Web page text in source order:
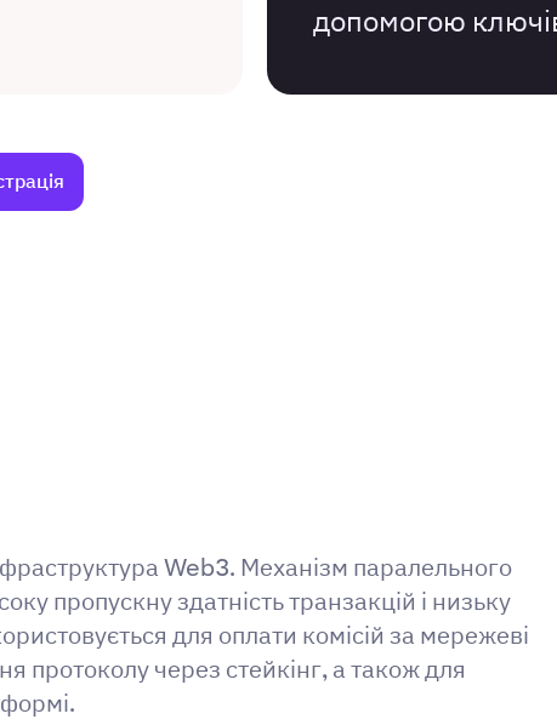
допомогою
Web3. Механізм паралельного
пропускну здатність транзакцій і низьку
для оплати комісій за мережеві
протоколу через стейкінг, а також для